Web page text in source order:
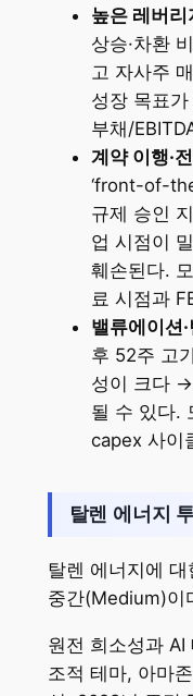
높은 레버리
상승·차환
고 자사주
성장 목표
부채/
계약 이행·
‘front-of-
규제 승인
업 시점이
훼손된다.
료 시점과
밸류에이션
후 52주 고
성이 크다
될 수 있다.
capex 사이
탈렌 에너지
탈렌 에너지에
중간(Medium)이
원전 희소성과
조적 테마, 아마